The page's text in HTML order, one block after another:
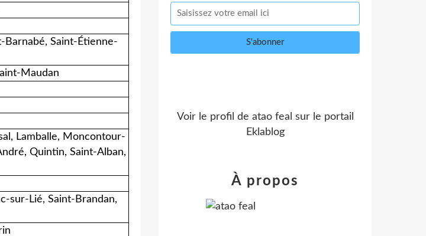
Barnabé, Saint-Étienne-
Maudan
Lamballe, Moncontour-
Quintin, Saint-Alban,
sur-Lié, Saint-Brandan,
Voir le profil de atao feal sur le portail
Eklablog
À propos